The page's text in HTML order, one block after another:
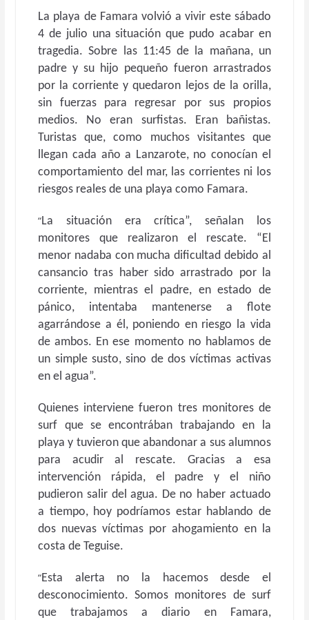
La playa de Famara volvió a vivir este sábado
4 de julio una situación que pudo acabar en
tragedia. Sobre las 11:45 de la mañana, un
padre y su hijo pequeño fueron arrastrados
por la corriente y quedaron lejos de la orilla,
sin fuerzas para regresar por sus propios
medios. No eran surfistas. Eran bañistas.
Turistas que, como muchos visitantes que
llegan cada año a Lanzarote, no conocían el
comportamiento del mar, las corrientes ni los
riesgos reales de una playa como Famara.
“La situación era crítica”, señalan los
monitores que realizaron el rescate. “El
menor nadaba con mucha dificultad debido al
cansancio tras haber sido arrastrado por la
corriente, mientras el padre, en estado de
pánico, intentaba mantenerse a flote
agarrándose a él, poniendo en riesgo la vida
de ambos. En ese momento no hablamos de
un simple susto, sino de dos víctimas activas
en el agua”.
Quienes interviene fueron tres monitores de
surf que se encontrában trabajando en la
playa y tuvieron que abandonar a sus alumnos
para acudir al rescate. Gracias a esa
intervención rápida, el padre y el niño
pudieron salir del agua. De no haber actuado
a tiempo, hoy podríamos estar hablando de
dos nuevas víctimas por ahogamiento en la
costa de Teguise.
“Esta alerta no la hacemos desde el
desconocimiento. Somos monitores de surf
que trabajamos a diario en Famara,